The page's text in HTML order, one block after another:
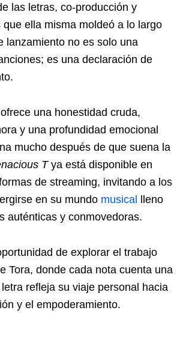
las letras, co-producción y
ella misma moldeó a lo largo
lanzamiento no es solo una
es una declaración de
una honestidad cruda,
y una profundidad emocional
mucho después de que suena la
T ya está disponible en
de streaming, invitando a los
en su mundo musical lleno
auténticas y conmovedoras.
de explorar el trabajo
Tora, donde cada nota cuenta una
refleja su viaje personal hacia
y el empoderamiento.